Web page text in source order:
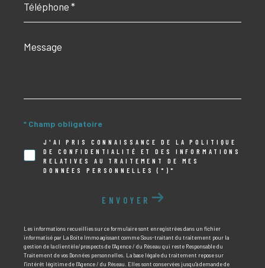
*
Message
*
J'AI PRIS CONNAISSANCE DE LA POLITIQUE
DE CONFIDENTIALITÉ ET DES INFORMATIONS
RELATIVES AU TRAITEMENT DE MES
DONNÉES PERSONNELLES (*)*
* Champ obligatoire
ENVOYER
Les informations recueillies sur ce formulaire sont enregistrées dans un fichier
informatisé par La Boite Immo agissant comme Sous-traitant du traitement pour la
gestion de la clientèle/prospects de l'Agence / du Réseau qui reste Responsable du
Traitement de vos Données personnelles. La base légale du traitement repose sur
l'intérêt légitime de l'Agence / du Réseau. Elles sont conservées jusqu'à demande de